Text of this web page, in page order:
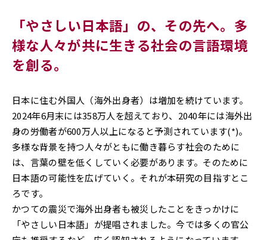
「やさしい日本語」の、その先へ。 多
様な人々が共に生きる社会の言語環境
を創る。
日本に住む外国人（海外出身者）は増加を続けています。
2024年6月末には358万人を超えており、2040年には海外出
身の労働者が600万人以上になると予測されています(*)。
多様な背景を持つ人々がともに働き暮らす社会のために
は、言葉の壁を低くしていく必要があります。そのために
日本語の可能性を広げていく。それが本研究の目指すとこ
ろです。
かつての震災で海外出身者も被災したことをきっかけに
「やさしい日本語」が提唱されました。今では多くの官公